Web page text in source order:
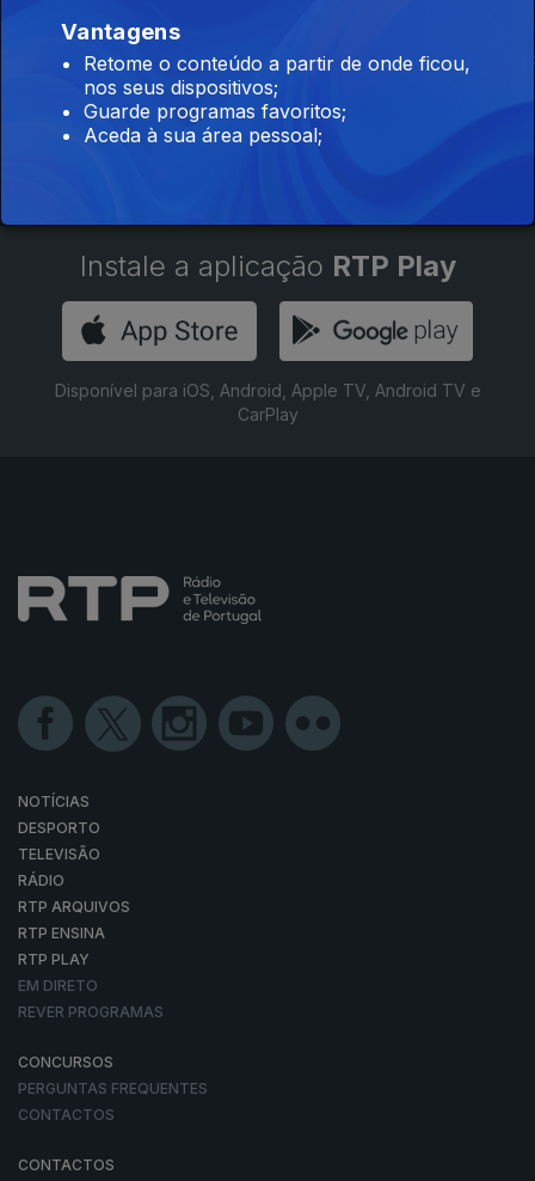
Porta Pró Milhão Voz de Cama The Daily
Instale a aplicação RTP Play
Disponível para iOS, Android, Apple TV, Android TV e
CarPlay
NOTÍCIAS
DESPORTO
TELEVISÃO
RÁDIO
RTP ARQUIVOS
RTP ENSINA
RTP PLAY
EM DIRETO
REVER PROGRAMAS
CONCURSOS
PERGUNTAS FREQUENTES
CONTACTOS
CONTACTOS
Vantagens
Retome o conteúdo a partir de onde ficou,
nos seus dispositivos;
Guarde programas favoritos;
Aceda à sua área pessoal;